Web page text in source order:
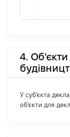
4.
У суб'єкта
об'єкти для